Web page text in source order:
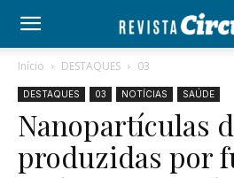
Início DESTAQUES 03
DESTAQUES 03 NOTÍCIAS SAÚDE
Nanopartículas
produzidas por